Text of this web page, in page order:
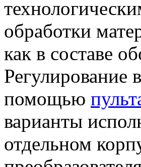
обработки
как в составе
Регулирование
помощью
варианты
отдельном